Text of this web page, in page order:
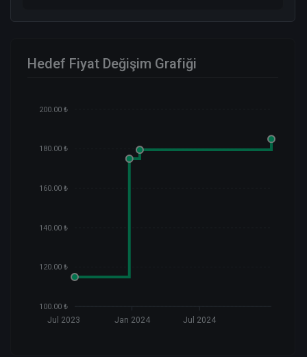
Hedef Fiyat Değişim Grafiği
200.00 ₺
180.00 ₺
160.00 ₺
140.00 ₺
120.00 ₺
100.00 ₺
Jul 2023 Jan 2024 Jul 2024